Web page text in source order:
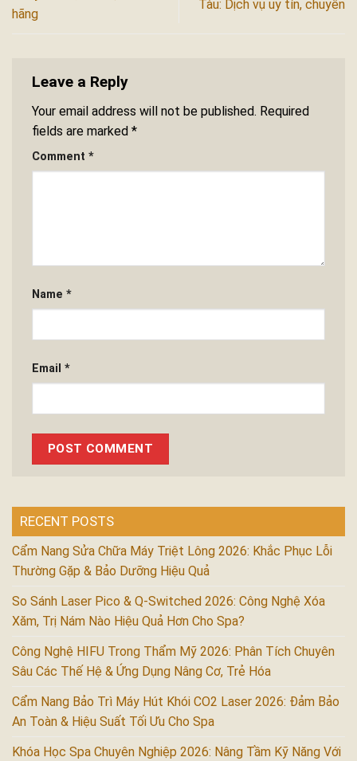
hãng
Tàu: Dịch vụ uy tín, chuyên
Leave a Reply
Your email address will not be published. Required
fields are marked *
Comment *
Name *
Email *
RECENT POSTS
Cẩm Nang Sửa Chữa Máy Triệt Lông 2026: Khắc Phục Lỗi
Thường Gặp & Bảo Dưỡng Hiệu Quả
So Sánh Laser Pico & Q-Switched 2026: Công Nghệ Xóa
Xăm, Trị Nám Nào Hiệu Quả Hơn Cho Spa?
Công Nghệ HIFU Trong Thẩm Mỹ 2026: Phân Tích Chuyên
Sâu Các Thế Hệ & Ứng Dụng Nâng Cơ, Trẻ Hóa
Cẩm Nang Bảo Trì Máy Hút Khói CO2 Laser 2026: Đảm Bảo
An Toàn & Hiệu Suất Tối Ưu Cho Spa
Khóa Học Spa Chuyên Nghiệp 2026: Nâng Tầm Kỹ Năng Với